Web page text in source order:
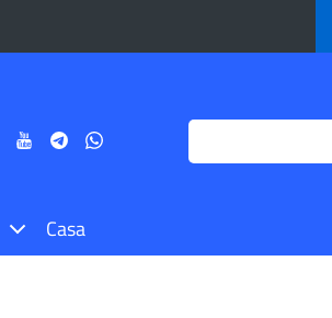
Seguici SeguiciSeguiciSeguici
Casa